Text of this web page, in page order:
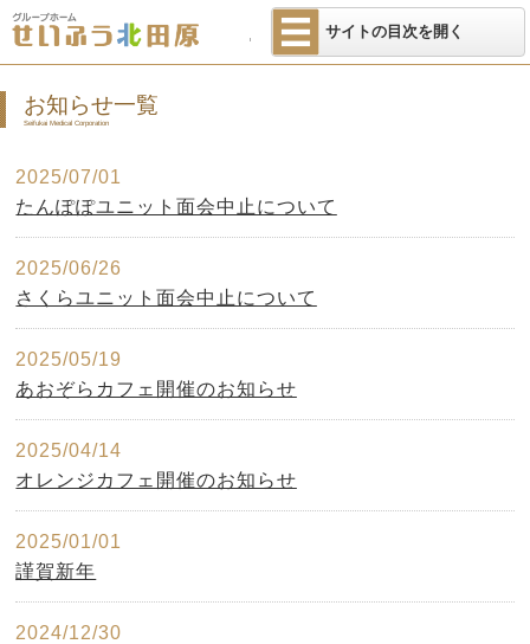
医療法人せい
サイトの目次を開く
お知らせ一覧
Seifukai Medical Corporation
2025/07/01
たんぽぽユニット面会中止について
2025/06/26
さくらユニット面会中止について
2025/05/19
あおぞらカフェ開催のお知らせ
2025/04/14
オレンジカフェ開催のお知らせ
2025/01/01
謹賀新年
2024/12/30